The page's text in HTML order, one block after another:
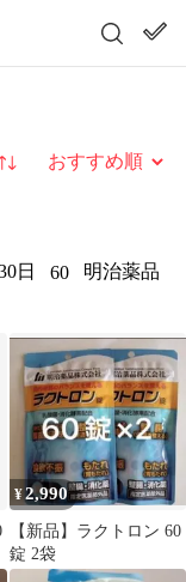
び替え
日 60
明治薬品
¥2,990
【新品】ラクトロン 60
錠 2袋